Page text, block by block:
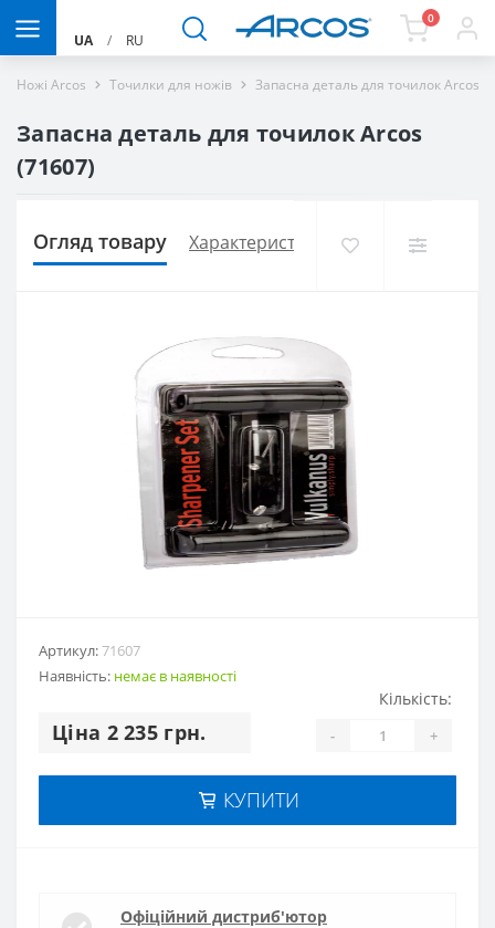
UA / RU
0
Ножі Arcos Точилки для ножів Запасна деталь для точилок Arcos
Запасна деталь для точилок Arcos
(71607)
Огляд товару Характеристики Доставка і
Артикул:71607
Наявність: немає в наявностi
Цiна 2 235 грн.
Кількість:
- +
КУПИТИ
Офіційний дистриб'ютор